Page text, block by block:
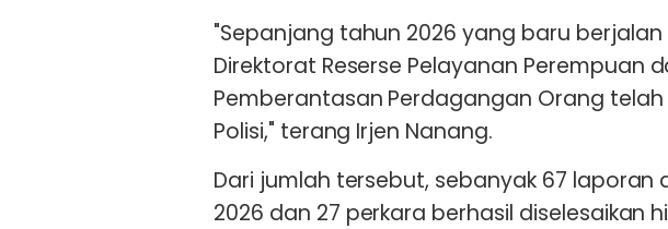
"Sepanjang tahun 2026 yang baru
Direktorat Reserse Pelayanan Perempuan
Pemberantasan Perdagangan Orang
Polisi," terang Irjen Nanang.
Dari jumlah tersebut, sebanyak 67
2026 dan 27 perkara berhasil diselesaikan